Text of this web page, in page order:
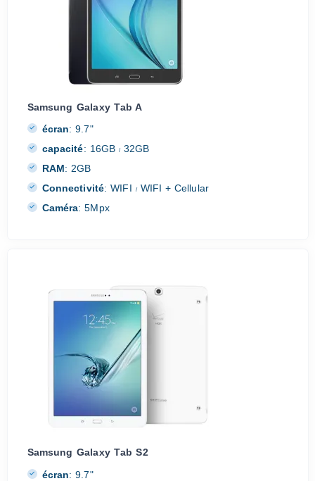
Samsung Galaxy Tab A
écran: 9.7"
capacité: 16GB/ 32GB
RAM: 2GB
Connectivité: WIFI /WIFI + Cellular
Caméra: 5Mpx
Samsung Galaxy Tab S2
écran: 9.7"